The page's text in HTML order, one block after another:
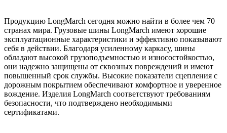
Продукцию LongMarch сегодня можно найти в более чем 70
странах мира. Грузовые шины LongMarch имеют хорошие
эксплуатационные характеристики и эффективно показывают
себя в действии. Благодаря усиленному каркасу, шины
обладают высокой грузоподъемностью и износостойкостью,
они надежно защищены от сквозных повреждений и имеют
повышенный срок службы. Высокие показатели сцепления с
дорожным покрытием обеспечивают комфортное и уверенное
вождение. Изделия LongMarch соответствуют требованиям
безопасности, что подтверждено необходимыми
сертификатами.